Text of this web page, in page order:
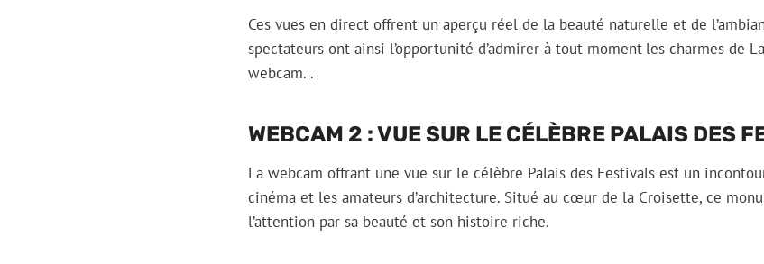
Ces vues en direct offrent un aperçu réel de la beauté naturelle et de
spectateurs ont ainsi l’opportunité d’admirer à tout moment les charmes de
webcam. .
WEBCAM 2 : VUE SUR LE CÉLÈBRE PALAIS DES
La webcam offrant une vue sur le célèbre Palais des Festivals est un
cinéma et les amateurs d’architecture. Situé au cœur de la Croisette, ce
l’attention par sa beauté et son histoire riche.